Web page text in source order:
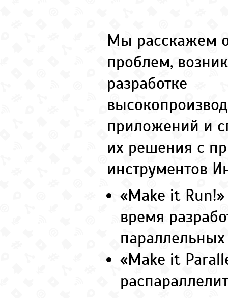
Мы расскажем
проблем,
разработке
приложений и
их решения с
инструментов
«Make it
время
«Make it